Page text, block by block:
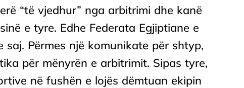
“të vjedhur” nga arbitrimi dhe kanë
e tyre. Edhe Federata Egjiptiane e
Përmes një komunikate për shtyp,
për mënyrën e arbitrimit. Sipas tyre,
në fushën e lojës dëmtuan ekipin